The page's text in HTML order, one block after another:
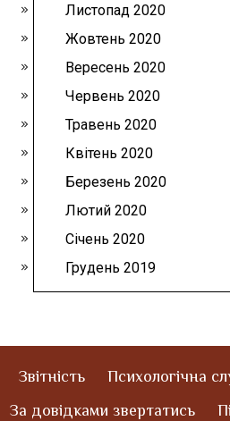
Листопад 2020
Жовтень 2020
Вересень 2020
Червень 2020
Травень 2020
Квітень 2020
Березень 2020
Лютий 2020
Січень 2020
Грудень 2019
Звітність Психологічна
За довідками звертатись